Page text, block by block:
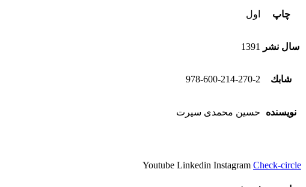
چاپ اول
سال نشر 1391
شابك 978-600-214-270-2
نویسنده حسین محمدی سیرت
Youtube Linkedin Instagram Check-circle